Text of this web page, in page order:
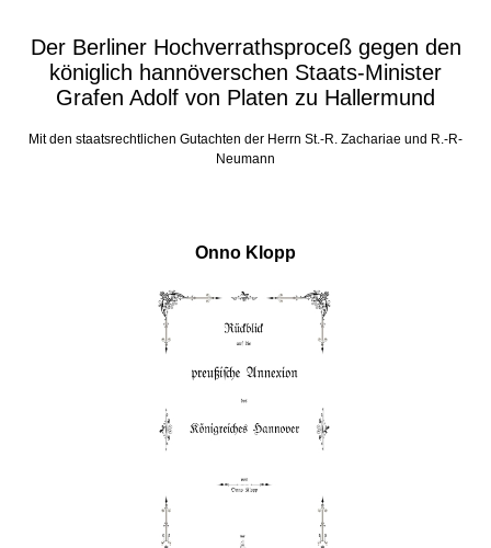
Der Berliner Hochverrathsproceß gegen den
königlich hannöverschen Staats-Minister
Grafen Adolf von Platen zu Hallermund
Mit den staatsrechtlichen Gutachten der Herrn St.-R. Zachariae und R.-R-
Neumann
Onno Klopp